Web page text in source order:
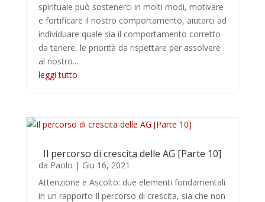
spirituale può sostenerci in molti modi, motivare
e fortificare il nostro comportamento, aiutarci ad
individuare quale sia il comportamento corretto
da tenere, le priorità da rispettare per assolvere
al nostro...
leggi tutto
Il percorso di crescita delle AG [Parte 10]
da Paolo | Giu 16, 2021
Attenzione e Ascolto: due elementi fondamentali
in un rapporto Il percorso di crescita, sia che non